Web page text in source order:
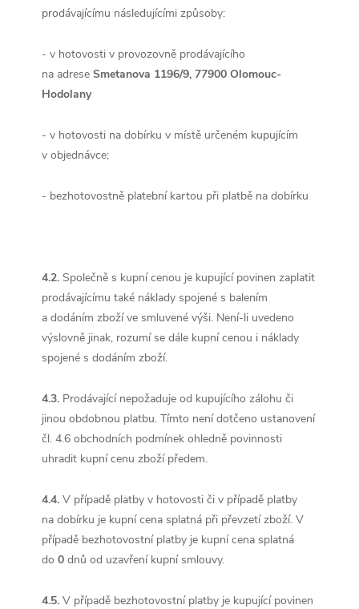
prodávajícímu následujícími způsoby:
- v hotovosti v provozovně prodávajícího
na adrese Smetanova 1196/9, 77900 Olomouc-
Hodolany
- v hotovosti na dobírku v místě určeném kupujícím
v objednávce;
- bezhotovostně platební kartou při platbě na dobírku
4.2. Společně s kupní cenou je kupující povinen zaplatit
prodávajícímu také náklady spojené s balením
a dodáním zboží ve smluvené výši. Není-li uvedeno
výslovně jinak, rozumí se dále kupní cenou i náklady
spojené s dodáním zboží.
4.3. Prodávající nepožaduje od kupujícího zálohu či
jinou obdobnou platbu. Tímto není dotčeno ustanovení
čl. 4.6 obchodních podmínek ohledně povinnosti
uhradit kupní cenu zboží předem.
4.4. V případě platby v hotovosti či v případě platby
na dobírku je kupní cena splatná při převzetí zboží. V
případě bezhotovostní platby je kupní cena splatná
do 0 dnů od uzavření kupní smlouvy.
4.5. V případě bezhotovostní platby je kupující povinen